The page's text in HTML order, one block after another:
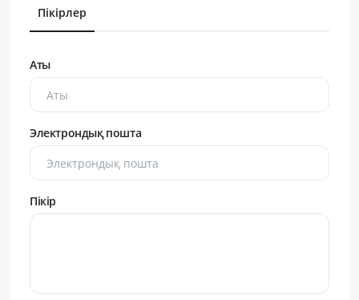
Пікірлер
Аты
Электрондық пошта
Пікір